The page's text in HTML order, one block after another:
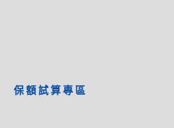
保額試算專區